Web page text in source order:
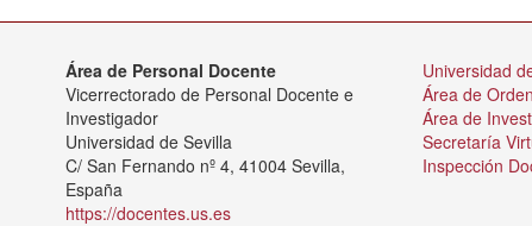
Área de Personal Docente
Vicerrectorado de Personal Docente e
Investigador
Universidad de Sevilla
C/ San Fernando nº 4, 41004 Sevilla,
España
https://docentes.us.es
Universidad
Área de
Área de
Secretaría
Inspección